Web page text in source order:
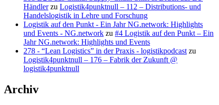
Händlerzu Logistik4punktnull – 112 – Distributions- und
Handelslogistik in Lehre und Forschung
Logistik auf den Punkt - Ein Jahr NG.network: Highlights
und Events - NG.network zu #4 Logistik auf den Punkt – Ein
Jahr NG.network: Highlights und Events
278 - “Lean Logistics” in der Praxis - logistikpodcast zu
Logistik4punktnull – 176 – Fabrik der Zukunft @
logistik4punktnull
Archiv